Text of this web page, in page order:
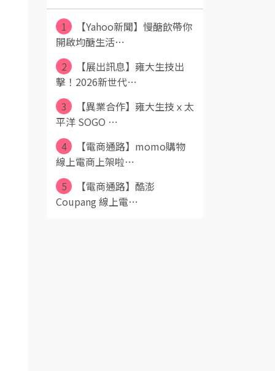
1
【Yahoo新聞】慢醣飲帶你
開啟均醣生活⋯
2
【展出訊息】雍大生技出
擊！2026新世代⋯
3
【異業合作】雍大生技ｘ太
平洋 SOGO ⋯
4
【電商通路】momo購物
線上電商上架啦⋯
5
【電商通路】酷澎
Coupang 線上電⋯